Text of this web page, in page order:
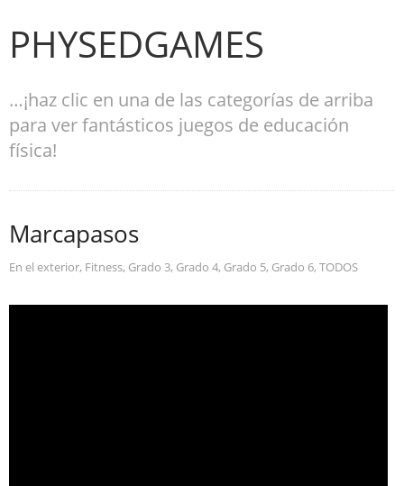
PHYSEDGAMES
…¡haz clic en una de las categorías de arriba
para ver fantásticos juegos de educación
física!
Marcapasos
En el exterior, Fitness, Grado 3, Grado 4, Grado 5, Grado 6, TODOS